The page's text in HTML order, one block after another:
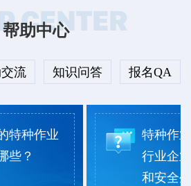
CENTER
帮助中心
流 知识问答 报名QA
特种作业
些？
特种作
行业企
和安全